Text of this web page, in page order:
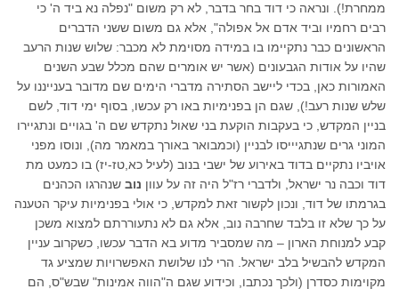
ממחרת!). ונראה כי דוד בחר בדבר, לא רק משום "נפלה נא ביד ה' כי
רבים רחמיו וביד אדם אל אפולה", אלא גם משום ששני הדברים
הראשונים כבר נתקיימו בו במידה מסוימת לא מכבר: שלוש שנות הרעב
שהיו על אודות הגבעונים (אשר יש אומרים שהם מכלל שבע השנים
האמורות כאן, בכדי ליישב הסתירה מדברי הימים שם מדובר בענייננו על
שלש שנות רעב!), שגם הן בפנימיות באו רק עכשו, בסוף ימי דוד, לשם
בניין המקדש, כי בעקבות הוקעת בני שאול נתקדש שם ה' בגויים ונתגיירו
המוני גרים שנתגיייסו לבניין (וכמבואר באורך במאמר מה), ונוסו מפני
אויביו נתקיים בדוד באירוע של ישבי בנוב (לעיל כא,טז-יז) בו כמעט מת
דוד וכבה נר ישראל, ולדברי רז"ל היה זה על עוון נוב שנהרגו הכהנים
בגרמתו של דוד, ונכון לקשור זאת למקדש, כי אולי בפנימיות עיקר הטענה
על כך שלא זו בלבד שחרבה נוב, אלא גם לא נתעוררתם למצוא משכן
קבע למנוחת הארון – מה שמסביר מדוע בא הדבר עכשו, כשקרוב עניין
המקדש להבשיל בלב ישראל. הרי לנו שלושת האפשרויות שמציע גד
מקוימות כסדרן (ולכך נכתבו, וכידוע שגם ה"הווה אמינות" שבש"ס, הם